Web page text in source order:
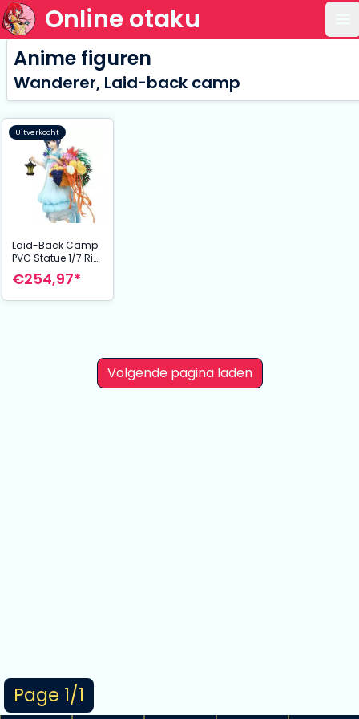
Online otaku
Page 1/1
Anime figuren
Wanderer, Laid-back camp
Uitverkocht
Laid-Back Camp
PVC Statue 1/7 Rin
Shima Birtday ver.
24 cm
€254,97*
Volgende pagina laden